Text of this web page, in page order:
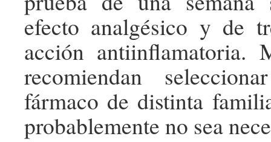
efecto analgésico y de
acción antiinflamatoria.
recomiendan
fármaco de distinta
probablemente no sea